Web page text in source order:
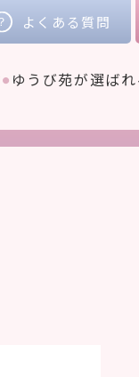
ゆうび苑が選ば
よくある質問